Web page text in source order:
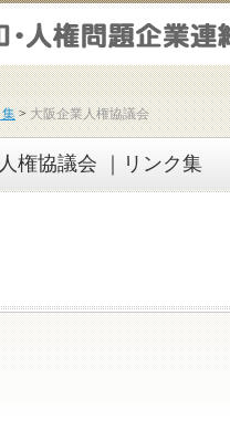
>大阪企業人権協議会
権協議会 ｜リンク集